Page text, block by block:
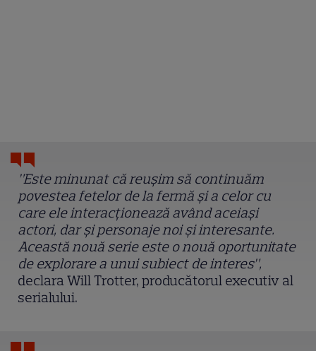
”Este minunat că reușim să continuăm
povestea fetelor de la fermă și a celor cu
care ele interacționează având aceiași
actori, dar și personaje noi și interesante.
Această nouă serie este o nouă oportunitate
de explorare a unui subiect de interes”,
declara Will Trotter, producătorul executiv al
serialului.